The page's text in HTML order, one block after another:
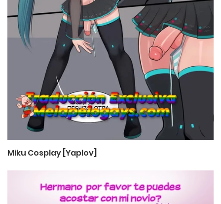
Miku Cosplay [Yaplov]